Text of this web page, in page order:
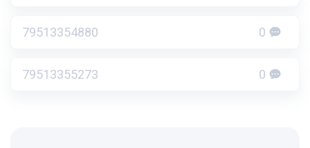
79513354880 0
79513355273 0